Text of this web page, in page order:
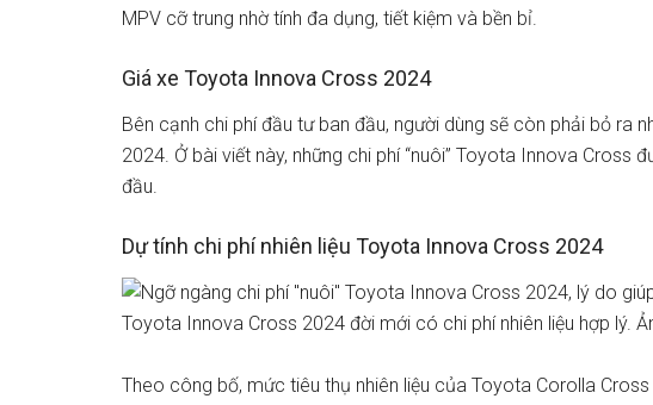
MPV cỡ trung nhờ tính đa dụng, tiết kiệm và bền bỉ.
Giá xe Toyota Innova Cross 2024
Bên cạnh chi phí đầu tư ban đầu, người dùng sẽ còn phải bỏ ra
2024. Ở bài viết này, những chi phí “nuôi” Toyota Innova Cross
đầu.
Dự tính chi phí nhiên liệu Toyota Innova Cross 2024
Toyota Innova Cross 2024 đời mới có chi phí nhiên liệu hợp lý.
Theo công bố, mức tiêu thụ nhiên liệu của Toyota Corolla